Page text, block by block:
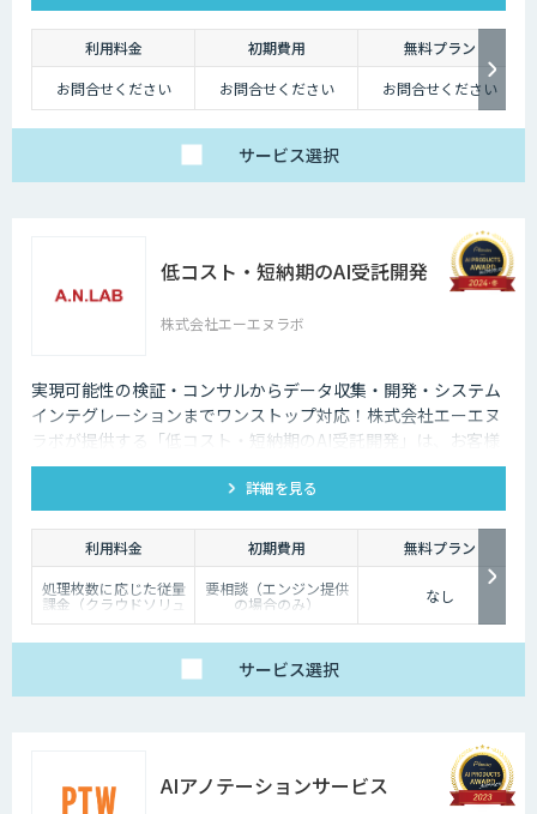
利用料金 初期費用
無料プラン
お問合せください
お問合せください お問合せください
サービス選択
低コスト・短納期のAI受託開発
株式会社エーエヌラボ
実現可能性の検証・コンサルからデータ収集・開発・システム
インテグレーションまでワンストップ対応！株式会社エーエヌ
ラボが提供する「低コスト・短納期のAI受託開発」は、お客様
のニーズにピッタリ合った画像AIソリューション開発します。
200件以上の実績。無料トライアルもあり、初めての方でも安
心してお任せください！
詳細を見る
利用料金 初期費用
無料プラン
処理枚数に応じた従量
課金（クラウドソリュ
ーション）、オンプレ
に応じて柔軟に対応し
ます。データ処理のみ
希望する場合は、目安
要相談（エンジン提供
の場合のみ） なし
サービス選択
AIアノテーションサービス